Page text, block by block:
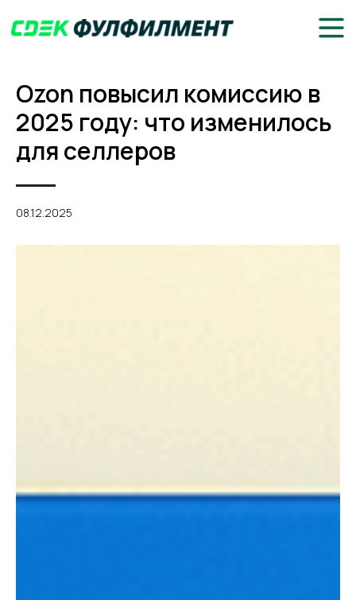
Ozon повысил комиссию в
2025 году: что изменилось
для селлеров
08.12.2025